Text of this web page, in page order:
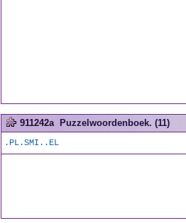
911242a Puzzelwoordenboek. (11)
.PL.SMI..EL